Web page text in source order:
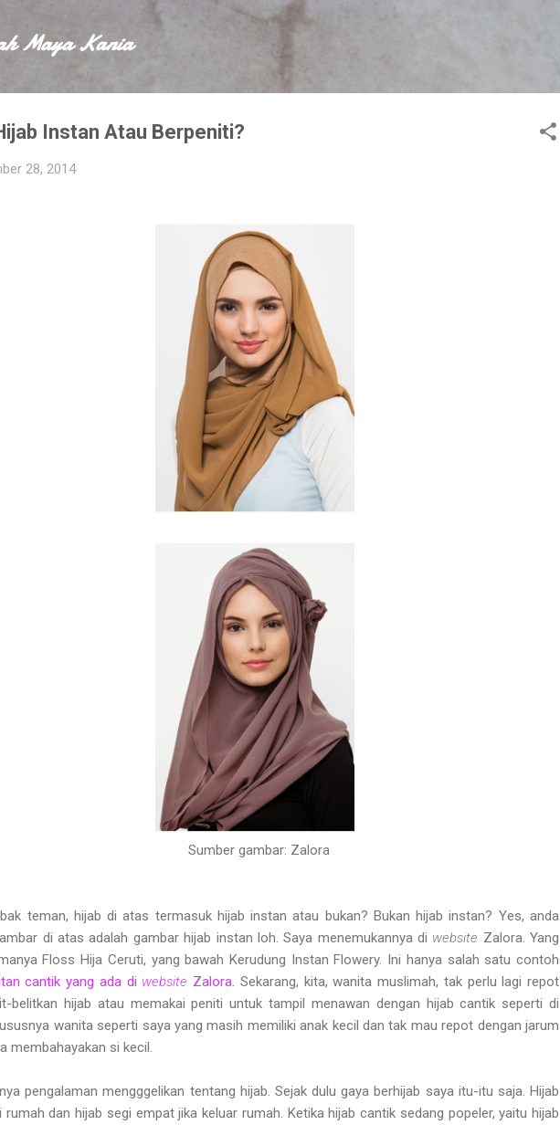
Skip to main content
Maya Kania
Instan Atau Berpeniti?
28, 2014
Sumber gambar: Zalora
teman, hijab di atas termasuk hijab instan atau bukan? Bukan hijab instan? Yes, anda
di atas adalah gambar hijab instan loh. Saya menemukannya di website Zalora. Yang
Floss Hija Ceruti, yang bawah Kerudung Instan Flowery. Ini hanya salah satu contoh
cantik yang ada di website Zalora. Sekarang, kita, wanita muslimah, tak perlu lagi repot
belitkan hijab atau memakai peniti untuk tampil menawan dengan hijab cantik seperti di
wanita seperti saya yang masih memiliki anak kecil dan tak mau repot dengan jarum
membahayakan si kecil.
pengalaman mengggelikan tentang hijab. Sejak dulu gaya berhijab saya itu-itu saja. Hijab
rumah dan hijab segi empat jika keluar rumah. Ketika hijab cantik sedang popeler, yaitu hijab